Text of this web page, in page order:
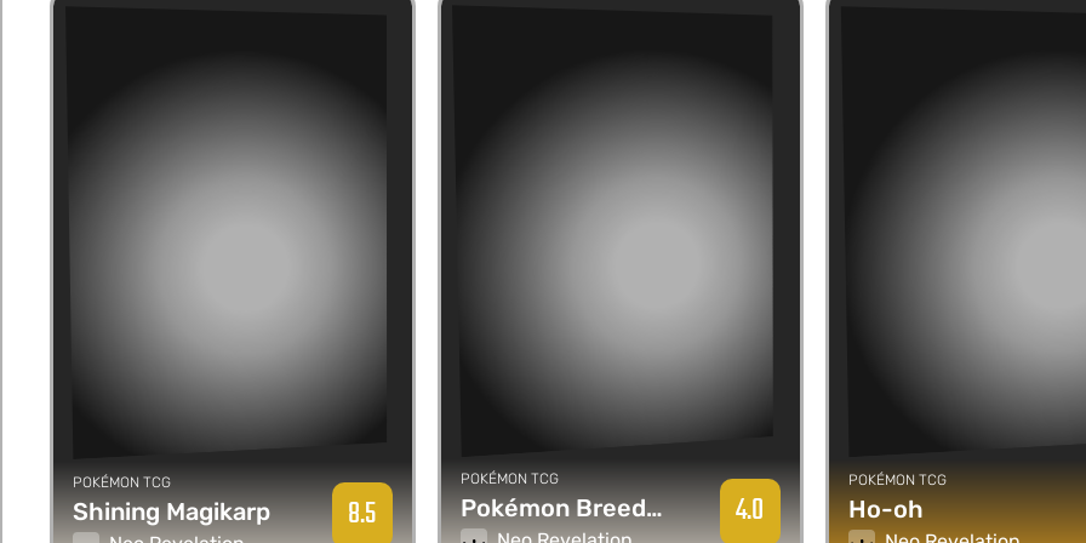
POKÉMON TCG
Shining Magikarp 8.5
POKÉMON TCG
Pokémon Breeder Fields 4.0
POKÉMON TCG
Ho-oh